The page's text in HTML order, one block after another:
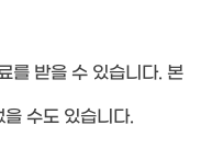
를 받을 수 있습니다. 본
수도 있습니다.